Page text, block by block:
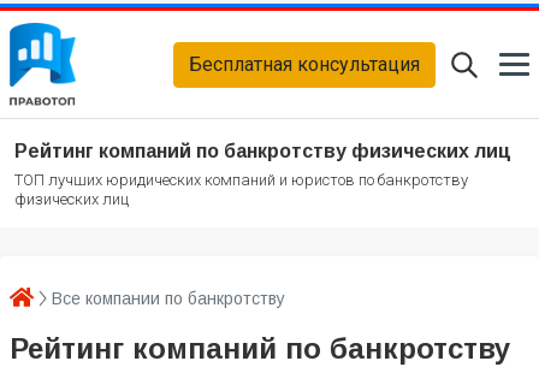
Бесплатная консультация
Рейтинг компаний по банкротству физических лиц
ТОП лучших юридических компаний и юристов по банкротству
физических лиц
Все компании по банкротству
Рейтинг компаний по банкротству